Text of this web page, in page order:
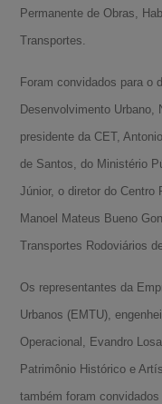
Permanente de Obras,
Transportes.
Foram convidados para o
Desenvolvimento Urbano,
presidente da CET,
de Santos, do Ministério
Júnior, o diretor do Centro
Manoel Mateus Bueno
Transportes Rodoviários
Os representantes da
Urbanos (EMTU),
Operacional, Evandro
Patrimônio Histórico e
também foram convidados